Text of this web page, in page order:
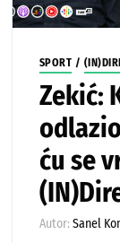
SPORT /
Zekić:
ću se
Autor: Sanel